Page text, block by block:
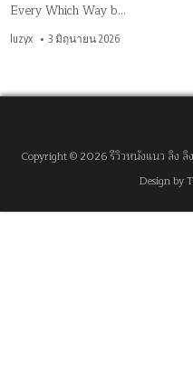
Every Which Way b…
luzyx 3 มิถุนายน 2026
Copyright © 2026 รีวิวหนังแนว ลิง
Design by